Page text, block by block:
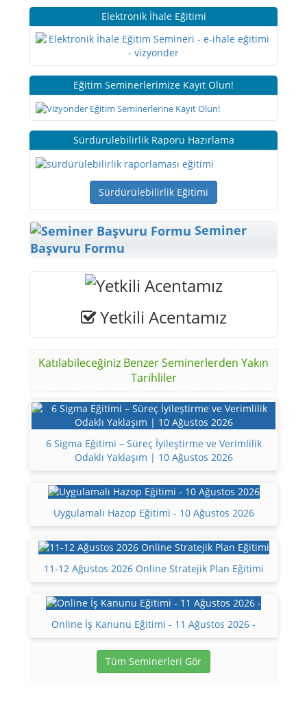
Elektronik İhale Eğitimi
Eğitim Seminerlerimize Kayıt Olun!
Sürdürülebilirlik Raporu Hazırlama
Sürdürülebilirlik Eğitimi
Seminer
Başvuru Formu
Yetkili Acentamız
Katılabileceğiniz Benzer Seminerlerden Yakın
Tarihliler
6 Sigma Eğitimi – Süreç İyileştirme ve Verimlilik
Odaklı Yaklaşım | 10 Ağustos 2026
Uygulamalı Hazop Eğitimi - 10 Ağustos 2026
11-12 Ağustos 2026 Online Stratejik Plan Eğitimi
Online İş Kanunu Eğitimi - 11 Ağustos 2026 -
Tüm Seminerleri Gör